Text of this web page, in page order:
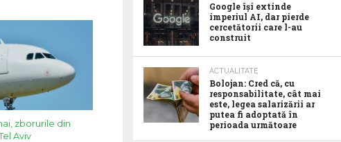
zborurile din
Aviv
Google îşi extinde
imperiul AI, dar pierde
cercetătorii care l-au
construit
ACTUALITATE
Bolojan: Cred că, cu
responsabilitate, cât mai
este, legea salarizării ar
putea fi adoptată în
perioada următoare